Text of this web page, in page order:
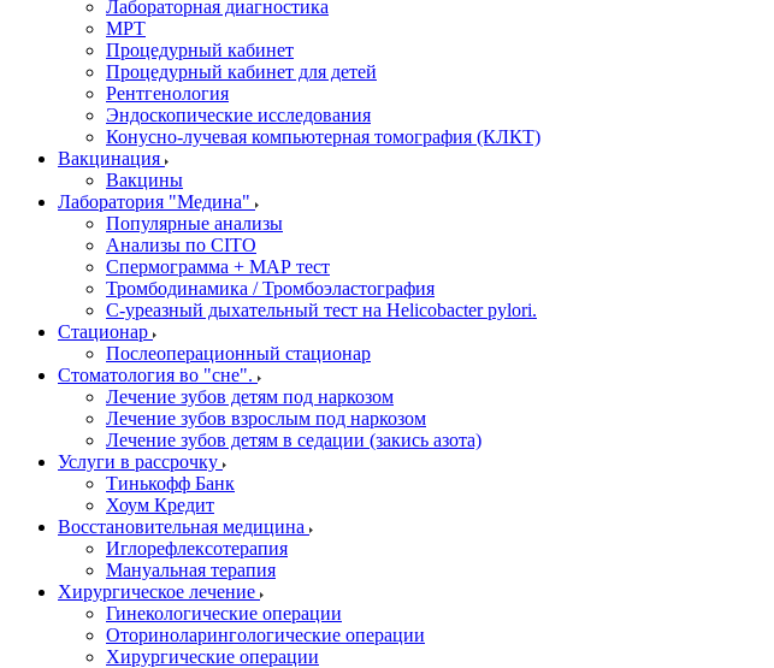
Лабораторная диагностика
МРТ
Процедурный кабинет
Процедурный кабинет для детей
Рентгенология
Эндоскопические исследования
Конусно-лучевая компьютерная томография (КЛКТ)
Вакцинация
Вакцины
Лаборатория "Медина"
Популярные анализы
Анализы по CITO
Спермограмма + МАР тест
Тромбодинамика / Тромбоэластография
С-уреазный дыхательный тест на Helicobacter pylori.
Стационар
Послеоперационный стационар
Стоматология во "сне".
Лечение зубов детям под наркозом
Лечение зубов взрослым под наркозом
Лечение зубов детям в седации (закись азота)
Услуги в рассрочку
Тинькофф Банк
Хоум Кредит
Восстановительная медицина
Иглорефлексотерапия
Мануальная терапия
Хирургическое лечение
Гинекологические операции
Оториноларингологические операции
Хирургические операции